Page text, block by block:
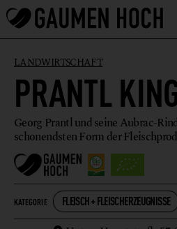
LANDWIRTSCHAFT
PRANTL
Georg Prantl und seine Aubrac-
schonendsten Form der
KATEGORIE FLEISCH + FLEISCHERZEUGNISSE